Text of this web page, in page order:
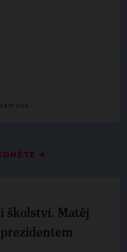
◀
školství. Matěj